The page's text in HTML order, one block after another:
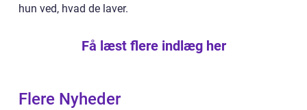
hun ved, hvad de laver.
Få læst flere indlæg her
Flere Nyheder